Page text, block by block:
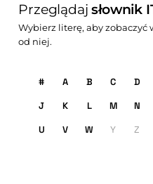
Przeglądajsłownik
Wybierz literę, aby zobaczyć
od niej.
# A B C D
J
K L M N
U
V W Y Z